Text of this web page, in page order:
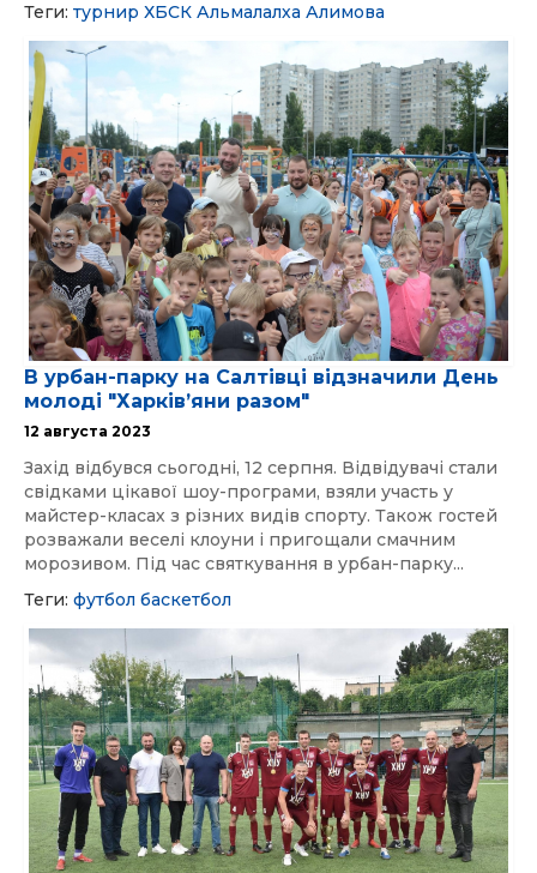
Теги: турнир ХБСК Альмалалха Алимова
В урбан-парку на Салтівці відзначили День
молоді "Харківʼяни разом"
12 августа 2023
Захід відбувся сьогодні, 12 серпня. Відвідувачі стали
свідками цікавої шоу-програми, взяли участь у
майстер-класах з різних видів спорту. Також гостей
розважали веселі клоуни і пригощали смачним
морозивом. Під час святкування в урбан-парку...
Теги: футбол баскетбол